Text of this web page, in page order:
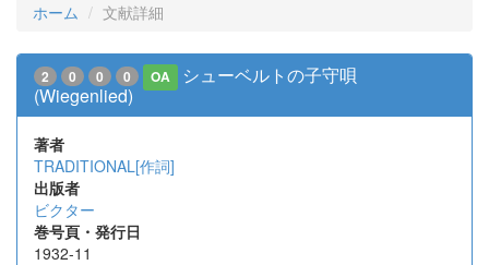
ホーム 文献詳細
2 0 0 0 OA
シューベルトの子守唄
(Wiegenlied)
著者
TRADITIONAL[作詞]
出版者
ビクター
巻号頁・発行日
1932-11